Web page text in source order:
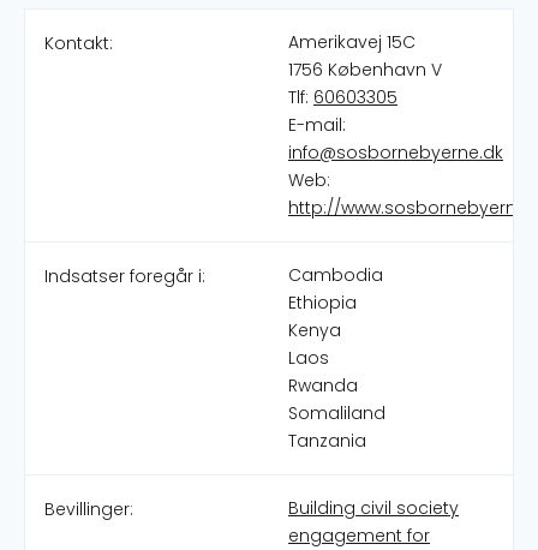
Kontakt:
Amerikavej 15C
1756 København V
Tlf: 60603305
E-mail:
info@sosbornebyerne.dk
Web:
http://
Indsatser foregår i:
Cambodia
Ethiopia
Kenya
Laos
Rwanda
Somaliland
Tanzania
Bevillinger:
Building civil society
engagement for